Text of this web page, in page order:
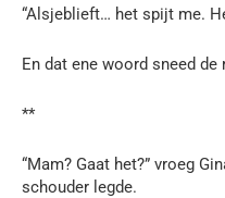
“Alsjeblieft… het spijt me.
En dat ene woord sneed
**
“Mam? Gaat het?” vroeg
schouder legde.